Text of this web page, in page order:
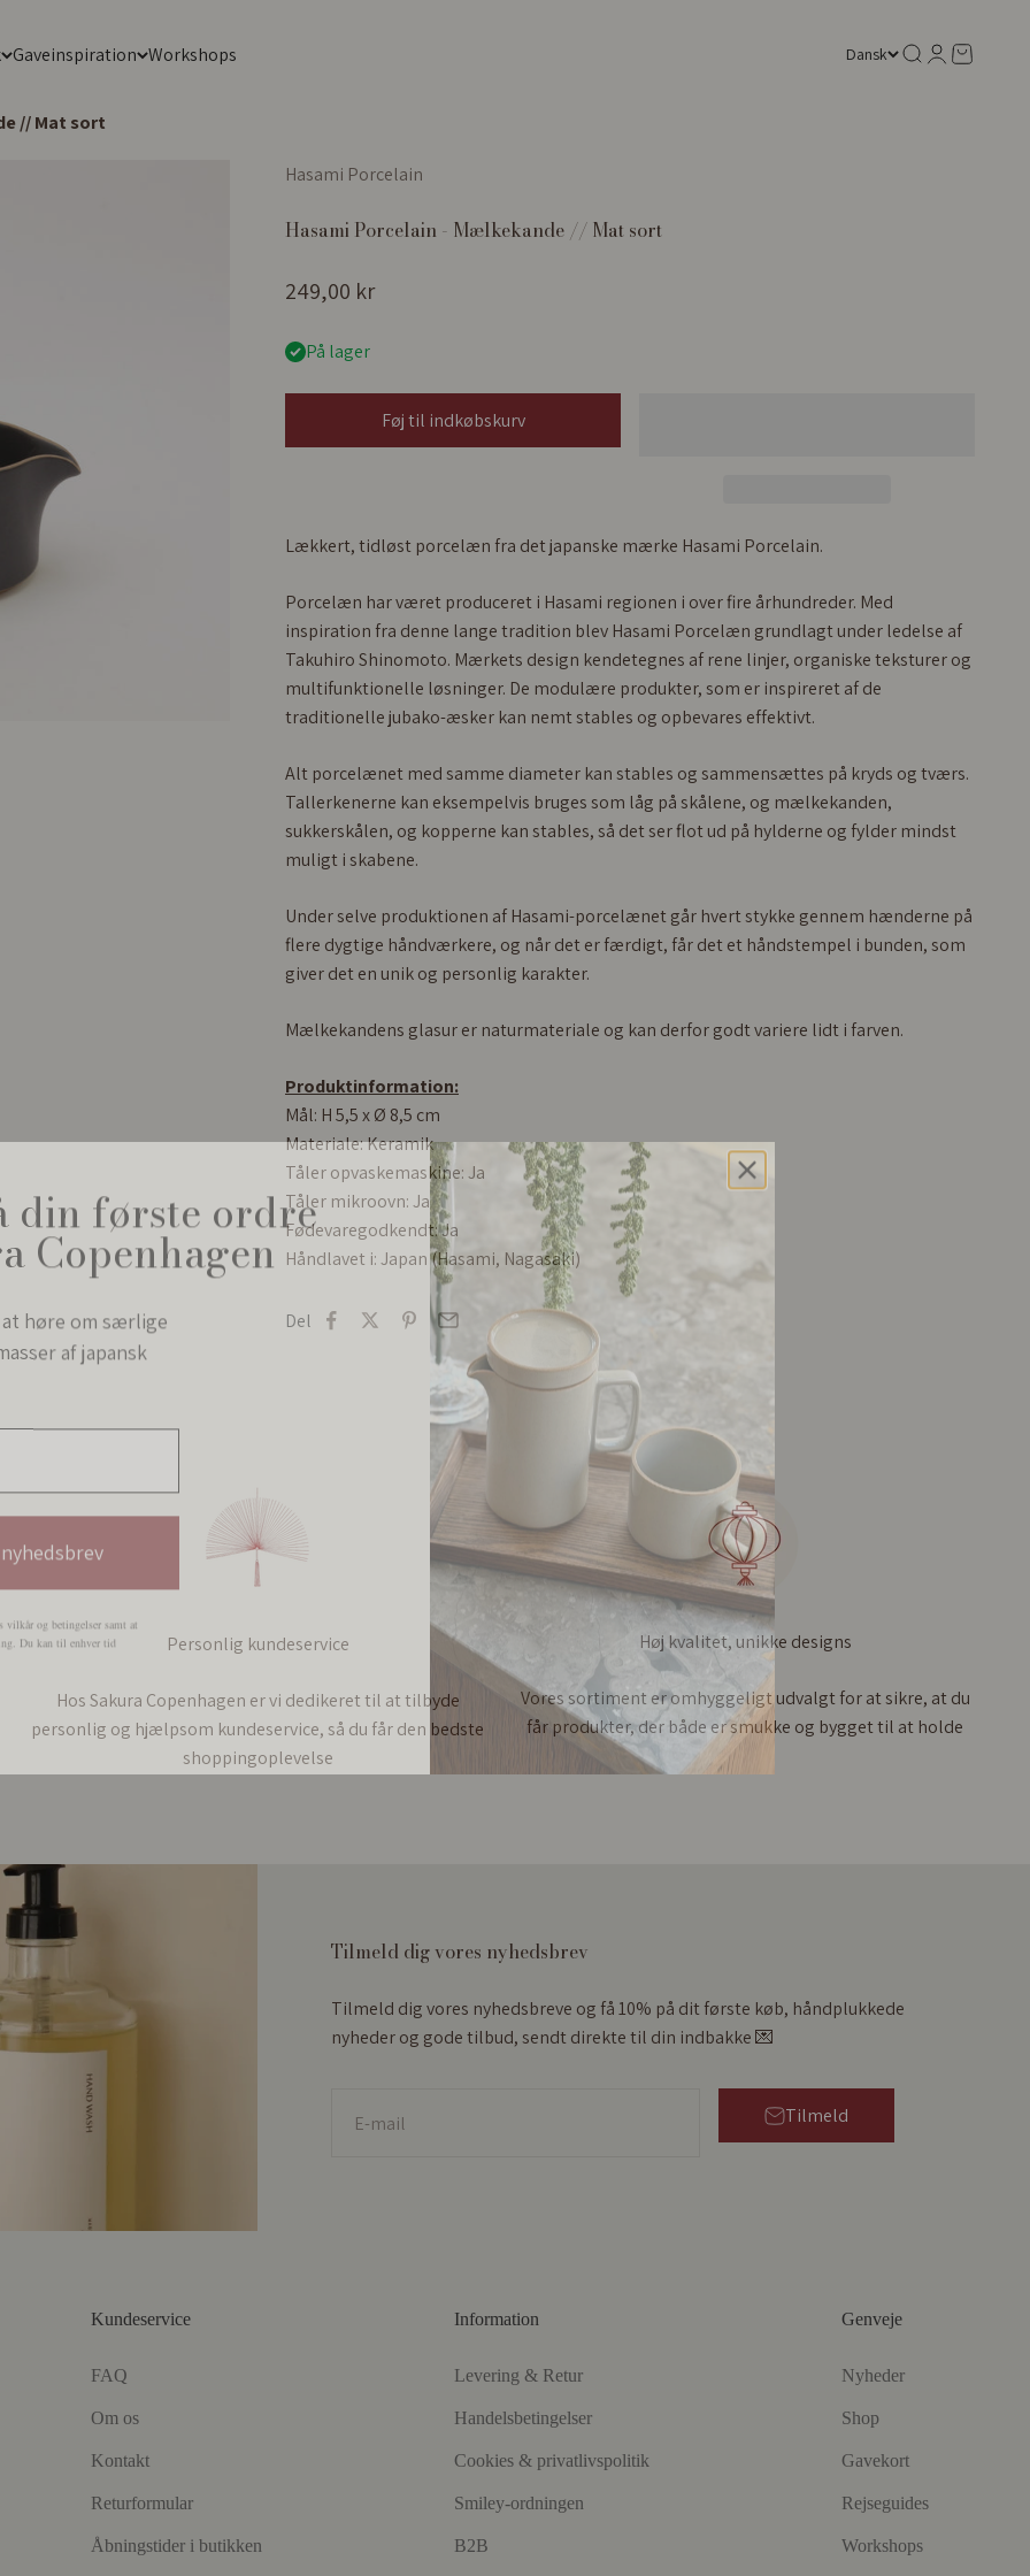
Gaveinspiration Workshops Dansk Søg Log ind
Kurv
// Mat sort
Hasami Porcelain
Hasami Porcelain - Mælkekande // Mat sort
Salgspris
249,00 kr
På lager
Føj til indkøbskurv
Lækkert, tidløst porcelæn fra det japanske mærke Hasami Porcelain.
Porcelæn har været produceret i Hasami regionen i over fire århundreder. Med
inspiration fra denne lange tradition blev Hasami Porcelæn grundlagt under ledelse af
Takuhiro Shinomoto. Mærkets design kendetegnes af rene linjer, organiske teksturer og
multifunktionelle løsninger. De modulære produkter, som er inspireret af de
traditionelle jubako-æsker kan nemt stables og opbevares effektivt.
Alt porcelænet med samme diameter kan stables og sammensættes på kryds og tværs.
Tallerkenerne kan eksempelvis bruges som låg på skålene, og mælkekanden,
sukkerskålen, og kopperne kan stables, så det ser flot ud på hylderne og fylder mindst
muligt i skabene.
Under selve produktionen af Hasami-porcelænet går hvert stykke gennem hænderne på
flere dygtige håndværkere, og når det er færdigt, får det et håndstempel i bunden, som
giver det en unik og personlig karakter.
Mælkekandens glasur er naturmateriale og kan derfor godt variere lidt i farven.
Produktinformation:
Mål: H 5,5 x Ø 8,5 cm
Materiale: Keramik
Tåler opvaskemaskine: Ja
Tåler mikroovn: Ja
Fødevaregodkendt: Ja
Håndlavet i: Japan(Hasami, Nagasaki)
Del
Personlig kundeservice
Hos Sakura Copenhagen er vi dedikeret til at tilbyde
personlig og hjælpsom kundeservice, så du får den bedste
shoppingoplevelse
Høj kvalitet, unikke designs
Vores sortiment er omhyggeligt udvalgt for at sikre, at du
får produkter, der både er smukke og bygget til at holde
Tilmeld dig vores nyhedsbrev
Tilmeld dig vores nyhedsbreve og få 10% på dit første køb, håndplukkede
nyheder og gode tilbud, sendt direkte til din indbakke 💌
E-mail Tilmeld
Kundeservice
FAQ
Om os
Kontakt
Returformular
Åbningstider i butikken
Information
Levering & Retur
Handelsbetingelser
Cookies & privatlivspolitik
Smiley-ordningen
B2B
Genveje
Nyheder
Shop
Gavekort
Rejseguides
Workshops
din første ordre
Copenhagen
af japansk